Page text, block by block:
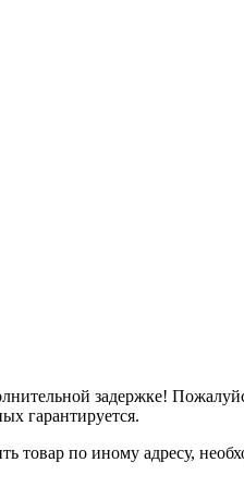
задержке!
гарантируется.
товар по иному адресу,